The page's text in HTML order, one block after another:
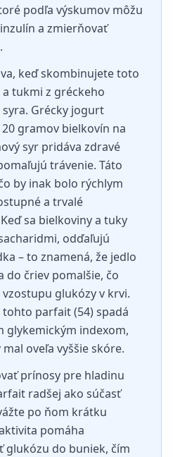
podľa výskumov môžu
a zmierňovať
keď skombinujete toto
tukmi z gréckeho
Grécky jogurt
gramov bielkovín na
syr pridáva zdravé
trávenie. Táto
by inak bolo rýchlym
a trvalé
sa bielkoviny a tuky
odďaľujú
– to znamená, že jedlo
do čriev pomalšie, čo
glukózy v krvi.
parfait (54) spadá
glykemickým indexom,
oveľa vyššie skóre.
prínosy pre hladinu
radšej ako súčasť
po ňom krátku
pomáha
glukózu do buniek, čím